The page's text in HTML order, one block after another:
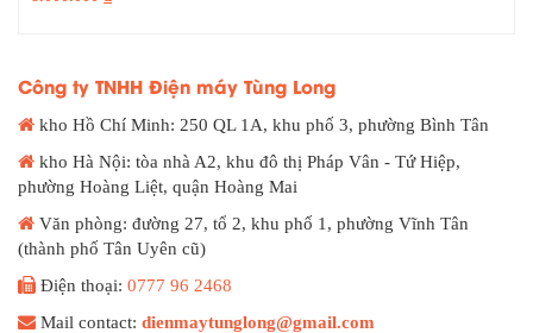
Công ty TNHH Điện máy Tùng Long
kho Hồ Chí Minh: 250 QL 1A, khu phố 3, phường Bình Tân
kho Hà Nội: tòa nhà A2, khu đô thị Pháp Vân - Tứ Hiệp,
phường Hoàng Liệt, quận Hoàng Mai
Văn phòng: đường 27, tổ 2, khu phố 1, phường Vĩnh Tân
(thành phố Tân Uyên cũ)
Điện thoại: 0777 96 2468
Mail contact: dienmaytunglong@gmail.com